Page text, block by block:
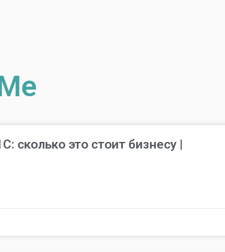
сколько это стоит бизнесу |